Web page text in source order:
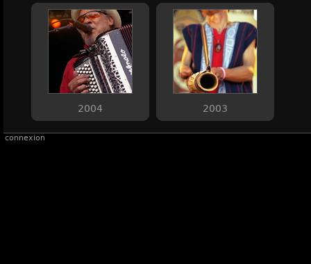
2004 2003
connexion